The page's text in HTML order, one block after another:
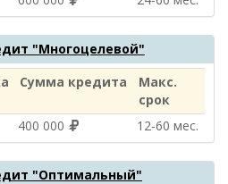
"Многоцелевой"
Сумма кредита
Макс.
срок
400 000 12‑60 мес.
"Оптимальный"